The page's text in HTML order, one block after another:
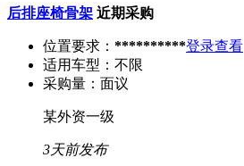
后排座椅骨架 近期采购
位置要求： **********登录查看
适用车型： 不限
采购量： 面议
某外资一级
3天前发布